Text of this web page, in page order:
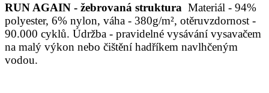
RUN AGAIN - žebrovaná struktura Materiál - 94%
polyester, 6% nylon, váha - 380g/m², otěruvzdornost -
90.000 cyklů. Údržba - pravidelné vysávání vysavačem
na malý výkon nebo čištění hadříkem navlhčeným
vodou.